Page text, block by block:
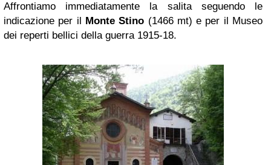
Affrontiamo immediatamente la salita seguendo le
indicazione per il Monte Stino (1466 mt) e per il Museo
dei reperti bellici della guerra 1915-18.